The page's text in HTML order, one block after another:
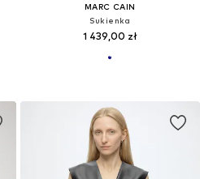
MARC CAIN
Sukienka
1 439,00 zł